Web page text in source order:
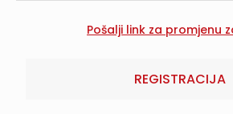
REGISTRACIJA